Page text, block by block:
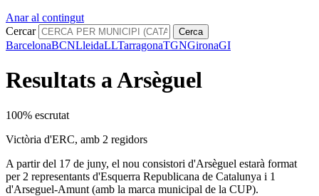
Anar al contingut
Cercar
Cerca
BarcelonaBCNLleidaLLTarragonaTGNGironaGI
Resultats a Arsèguel
100% escrutat
Victòria d'ERC, amb 2 regidors
A partir del 17 de juny, el nou consistori d'Arsèguel estarà format
per 2 representants d'Esquerra Republicana de Catalunya i 1
d'Arseguel-Amunt (amb la marca municipal de la CUP).